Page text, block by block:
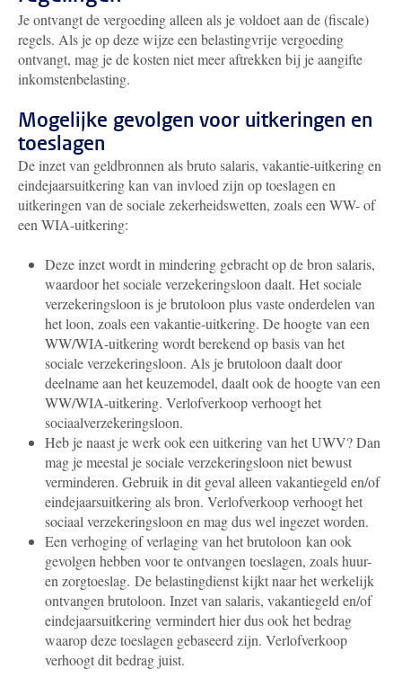
Je ontvangt de vergoeding alleen als je voldoet aan de (fiscale)
regels. Als je op deze wijze een belastingvrije vergoeding
ontvangt, mag je de kosten niet meer aftrekken bij je aangifte
inkomstenbelasting.
Mogelijke gevolgen voor uitkeringen en
toeslagen
De inzet van geldbronnen als bruto salaris, vakantie-uitkering en
eindejaarsuitkering kan van invloed zijn op toeslagen en
uitkeringen van de sociale zekerheidswetten, zoals een WW- of
een WIA-uitkering:
Deze inzet wordt in mindering gebracht op de bron salaris,
waardoor het sociale verzekeringsloon daalt. Het sociale
verzekeringsloon is je brutoloon plus vaste onderdelen van
het loon, zoals een vakantie-uitkering. De hoogte van een
WW/WIA-uitkering wordt berekend op basis van het
sociale verzekeringsloon. Als je brutoloon daalt door
deelname aan het keuzemodel, daalt ook de hoogte van een
WW/WIA-uitkering. Verlofverkoop verhoogt het
sociaalverzekeringsloon.
Heb je naast je werk ook een uitkering van het UWV? Dan
mag je meestal jesociale verzekeringsloon niet bewust
verminderen. Gebruik in dit geval alleen vakantiegeld en/of
eindejaarsuitkering als bron. Verlofverkoop verhoogt het
sociaal verzekeringsloon en mag dus wel ingezet worden.
Een verhoging of verlaging van het brutoloon kan ook
gevolgen hebben voor te ontvangen toeslagen, zoals huur-
en zorgtoeslag. De belastingdienst kijkt naar het werkelijk
ontvangen brutoloon. Inzet van salaris, vakantiegeld en/of
eindejaarsuitkering vermindert hier dus ook het bedrag
waarop deze toeslagen gebaseerd zijn. Verlofverkoop
verhoogt dit bedrag juist.